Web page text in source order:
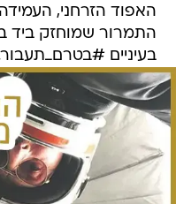
האפוד הזרחני,
התמרור שמוחזק ביד
בעיניים